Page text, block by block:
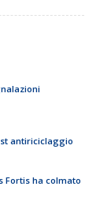
antiriciclaggio
Fortis ha colmato